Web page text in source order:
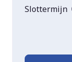
Slottermijn